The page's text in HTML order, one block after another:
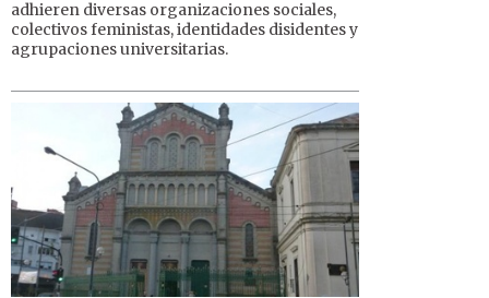
adhieren diversas organizaciones sociales,
colectivos feministas, identidades disidentes y
agrupaciones universitarias.